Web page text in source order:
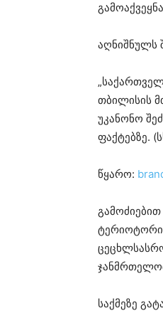
აღნიშნულს
თბილისის
უკანონო
ფაქტებზე.
წყარო:
საქმეზე